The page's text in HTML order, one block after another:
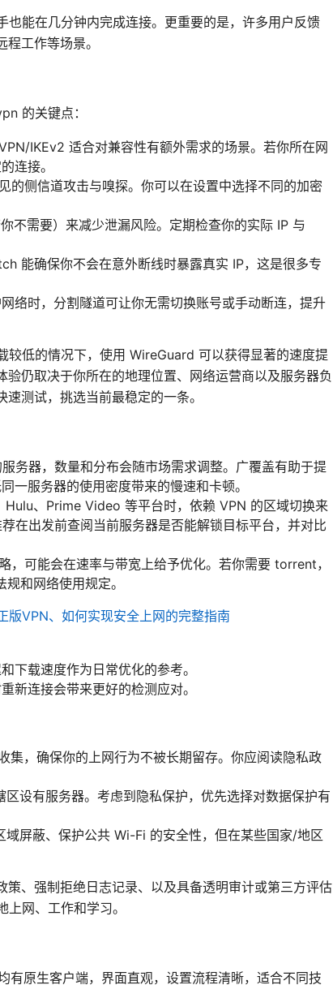
能在几分钟内完成连接。更重要的是，许多用户反馈
工作等场景。
的关键点：
IKEv2 适合对兼容性有额外需求的场景。若你所在网
连接。
的侧信道攻击与嗅探。你可以在设置中选择不同的加密
不需要）来减少泄漏风险。定期检查你的实际 IP 与
能确保你不会在意外断线时暴露真实 IP，这是很多专
络时，分割隧道可让你无需切换账号或手动断连，提升
低的情况下，使用 WireGuard 可以获得显著的速度提
仍取决于你所在的地理位置、网络运营商以及服务器负
测试，挑选当前最稳定的一条。
务器，数量和分布会随市场需求调整。广覆盖有助于提
一服务器的使用密度带来的慢速和卡顿。
、Prime Video 等平台时，依赖 VPN 的区域切换来
在出发前查阅当前服务器是否能解锁目标平台，并对比
可能会在速率与带宽上给予优化。若你需要 torrent，
和网络使用规定。
版VPN、如何实现安全上网的完整指南
下载速度作为日常优化的参考。
新连接会带来更好的检测应对。
集，确保你的上网行为不被长期留存。你应阅读隐私政
设有服务器。考虑到隐私保护，优先选择对数据保护有
屏蔽、保护公共 Wi-Fi 的安全性，但在某些国家/地区
、强制拒绝日志记录、以及具备透明审计或第三方评估
网、工作和学习。
原生客户端，界面直观，设置流程清晰，适合不同技